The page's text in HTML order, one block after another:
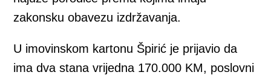
zakonsku obavezu izdržavanja.
U imovinskom kartonu Špirić je prijavio da
ima dva stana vrijedna 170.000 KM, poslovni